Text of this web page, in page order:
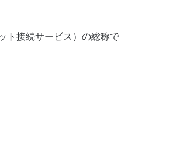
ト接続サービス）の総称で